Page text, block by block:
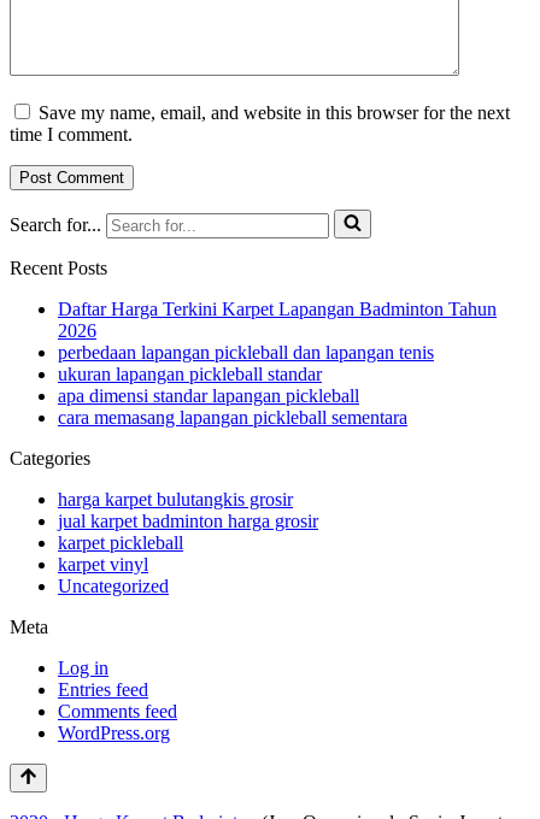
Save my name, email, and website in this browser for the next
time I comment.
Search for...
Recent Posts
Daftar Harga Terkini Karpet Lapangan Badminton Tahun
2026
perbedaan lapangan pickleball dan lapangan tenis
ukuran lapangan pickleball standar
apa dimensi standar lapangan pickleball
cara memasang lapangan pickleball sementara
Categories
harga karpet bulutangkis grosir
jual karpet badminton harga grosir
karpet pickleball
karpet vinyl
Uncategorized
Meta
Log in
Entries feed
Comments feed
WordPress.org